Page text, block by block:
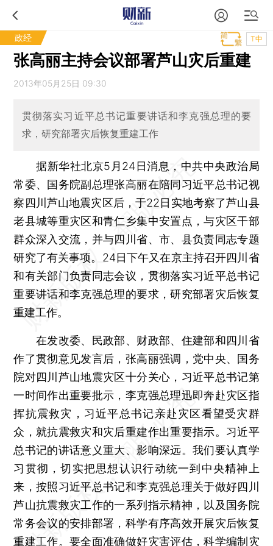
政经 T中
张高丽主持会议部署芦山灾后重建
2013年05月25日 09:30
贯彻落实习近平总书记重要讲话和李克强总理的要
求，研究部署灾后恢复重建工作
据新华社北京5月24日消息，中共中央政治局
常委、国务院副总理张高丽在陪同习近平总书记视
察四川芦山地震灾区后，于22日实地考察了芦山县
老县城等重灾区和青仁乡集中安置点，与灾区干部
群众深入交流，并与四川省、市、县负责同志专题
研究了有关事项。24日下午又在京主持召开四川省
和有关部门负责同志会议，贯彻落实习近平总书记
重要讲话和李克强总理的要求，研究部署灾后恢复
重建工作。
在发改委、民政部、财政部、住建部和四川省
作了贯彻意见发言后，张高丽强调，党中央、国务
院对四川芦山地震灾区十分关心，习近平总书记第
一时间作出重要批示，李克强总理迅即奔赴灾区指
挥抗震救灾，习近平总书记亲赴灾区看望受灾群
众，就抗震救灾和灾后重建作出重要指示。习近平
总书记的讲话意义重大、影响深远。我们要认真学
习贯彻，切实把思想认识行动统一到中央精神上
来，按照习近平总书记和李克强总理关于做好四川
芦山抗震救灾工作的一系列指示精神，以及国务院
常务会议的安排部署，科学有序高效开展灾后恢复
重建工作。要全面准确做好灾害评估，科学编制灾